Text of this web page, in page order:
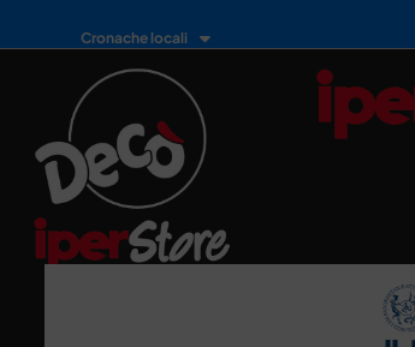
Cronache locali